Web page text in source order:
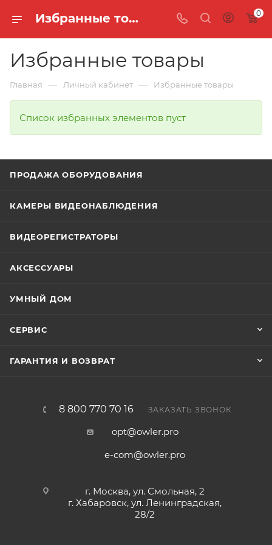
Избранные товары 0
Избранные товары
Главная — Личный кабинет — Избранные товары
Список избранных элементов пуст
ПРОДАЖА ОБОРУДОВАНИЯ
КАМЕРЫ ВИДЕОНАБЛЮДЕНИЯ
ВИДЕОРЕГИСТРАТОРЫ
АКСЕССУАРЫ
УМНЫЙ ДОМ
СЕРВИС
ГАРАНТИЯ И ВОЗВРАТ
8 800 770 70 16 ЗАКАЗАТЬ ЗВОНОК
opt@owler.pro
e-com@owler.pro
г. Москва, ул. Смольная, 2
г. Хабаровск, ул. Ленинградская,
28/2